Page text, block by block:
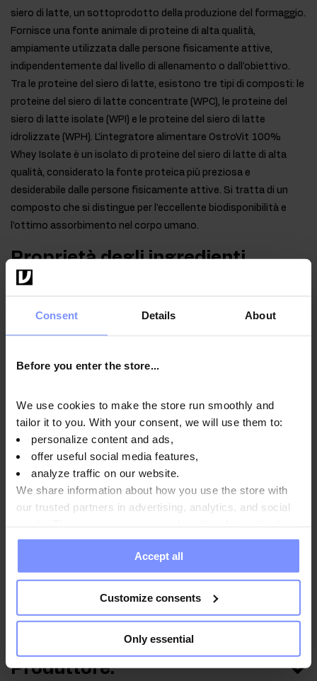
Consent Details About
Before you enter the store...
We use cookies to make the store run smoothly and
tailor it to you. With your consent, we will use them to:
personalize content and ads,
offer useful social media features,
analyze traffic on our website.
We share information about how you use the store with
our trusted partners in advertising, analytics, and social
information you have provided to them or that they have
collected when you use their services. Do you agree?
Accept all
Customize consents
Only essential
siero di latte, un sottoprodotto della produzione del formaggio.
Fornisce una fonte animale di proteine di alta qualità,
ampiamente utilizzata dalle persone fisicamente attive,
indipendentemente dal livello di allenamento o dall'obiettivo.
Tra le proteine del siero di latte, esistono tre tipi di composti: le
proteine del siero di latte concentrate (WPC), le proteine del
siero di latte isolate (WPI) e le proteine del siero di latte
idrolizzate (WPH). L'integratore alimentare OstroVit 100%
Whey Isolate è un isolato di proteine del siero di latte di alta
qualità, considerato la fonte proteica più preziosa e
desiderabile dalle persone fisicamente attive. Si tratta di un
composto che si distingue per l'eccellente biodisponibilità e
l'ottimo assorbimento nel corpo umano.
Proprietà degli ingredienti
contenuti in OstroVit 100% Whey
Isolate
fonte di proteine che contribuisce alla crescita muscolare e al
Istruzioni per l'uso
Informazioni nutrizionali
Produttore: